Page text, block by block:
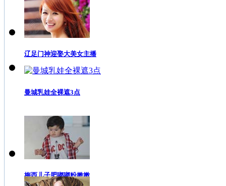
辽足门神迎娶大美女主播
曼城乳娃全裸遮3点
梅西儿子肥嘟嘟粉嫩嫩